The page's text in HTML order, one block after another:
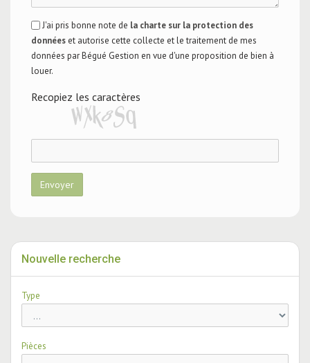
J'ai pris bonne note de la charte sur la protection des
données et autorise cette collecte et le traitement de mes
données par Bégué Gestion en vue d'une proposition de bien à
louer.
Recopiez les caractères
Envoyer
Nouvelle recherche
Type
Pièces